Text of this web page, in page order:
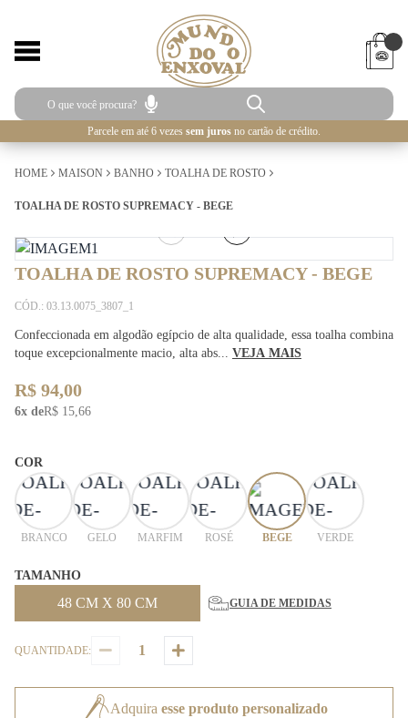
Parcele em até 6 vezes sem juros no cartão de crédito.
HOME MAISON BANHO TOALHA DE ROSTO
TOALHA DE ROSTO SUPREMACY - BEGE
TOALHA DE ROSTO SUPREMACY - BEGE
CÓD.: 03.13.0075_3807_1
Confeccionada em algodão egípcio de alta qualidade, essa toalha combina
toque excepcionalmente macio, alta abs... VEJA MAIS
R$ 94,00
6x deR$ 15,66
COR
BRANCO GELO MARFIM ROSÉ BEGE VERDE
TAMANHO
48 CM X 80 CM GUIA DE MEDIDAS
QUANTIDADE:
Adquira esse produto personalizado